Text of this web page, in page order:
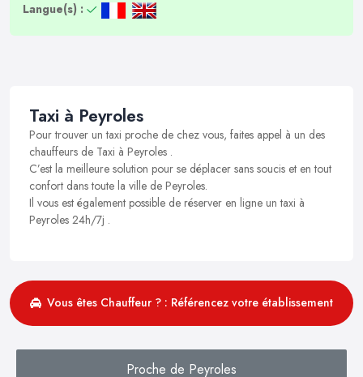
Langue(s) :
Taxi à Peyroles
Pour trouver un taxi proche de chez vous, faites appel à un des
chauffeurs de Taxi à Peyroles .
C’est la meilleure solution pour se déplacer sans soucis et en tout
confort dans toute la ville de Peyroles.
Il vous est également possible de réserver en ligne un taxi à
Peyroles 24h/7j .
Vous êtes Chauffeur ? : Référencez votre établissement
Proche de Peyroles